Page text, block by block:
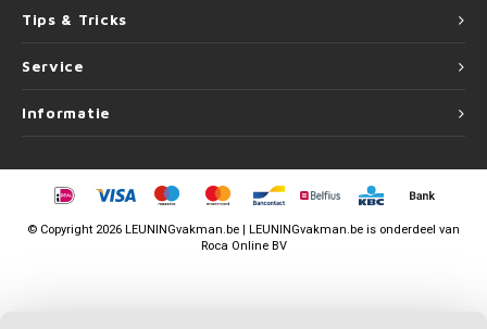
Tips & Tricks
Service
Informatie
© Copyright 2026 LEUNINGvakman.be | LEUNINGvakman.be is onderdeel van
Roca Online BV